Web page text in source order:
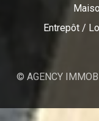
Entrepôt /
© AGENCY